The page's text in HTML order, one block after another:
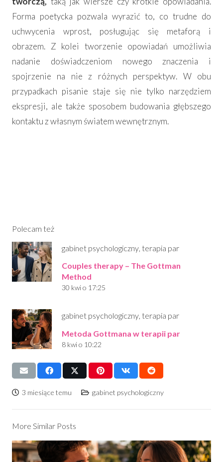
Forma poetycka pozwala wyrazić to, co trudne do
uchwycenia wprost, posługując się metaforą i
obrazem. Z kolei tworzenie opowiadań umożliwia
nadanie doświadczeniom nowego znaczenia i
spojrzenie na nie z różnych perspektyw. W obu
przypadkach pisanie staje się nie tylko narzędziem
ekspresji, ale także sposobem budowania głębszego
kontaktu z własnym światem wewnętrznym.
Polecam też
gabinet psychologiczny, terapia par
Couples therapy – The Gottman
Method
30 kwi o 17:25
gabinet psychologiczny, terapia par
Metoda Gottmana w terapii par
8 kwi o 10:22
3 miesiące temu gabinet psychologiczny
More Similar Posts